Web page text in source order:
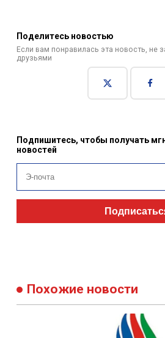
Поделитесь новостью
Если вам понравилась эта новость, не
друзьями
Подпишитесь, чтобы получать
новостей
Похожие новости